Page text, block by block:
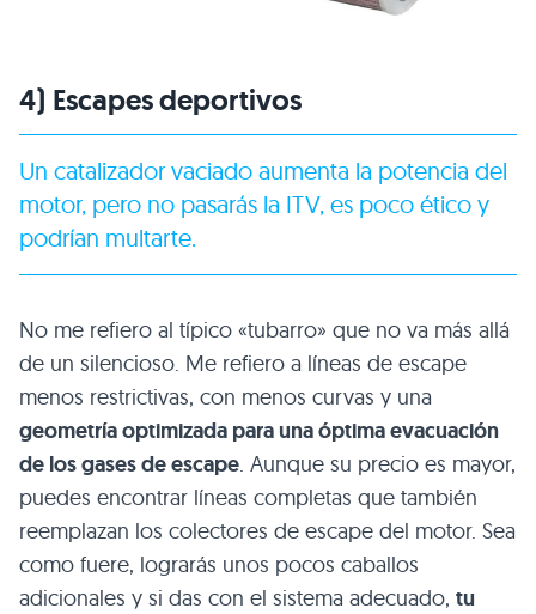
4) Escapes deportivos
Un catalizador vaciado aumenta la potencia del
motor, pero no pasarás la ITV, es poco ético y
podrían multarte.
No me refiero al típico «tubarro» que no va más allá
de un silencioso. Me refiero a líneas de escape
menos restrictivas, con menos curvas y una
geometría optimizada para una óptima evacuación
de los gases de escape . Aunque su precio es mayor,
puedes encontrar líneas completas que también
reemplazan los colectores de escape del motor. Sea
como fuere, lograrás unos pocos caballos
adicionales y si das con el sistema adecuado, tu